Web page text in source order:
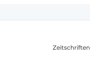
Zeitschriften